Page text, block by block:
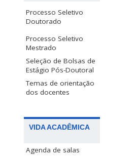
Processo Seletivo
Doutorado
Processo Seletivo
Mestrado
Seleção de Bolsas de
Estágio Pós-Doutoral
Temas de orientação
dos docentes
VIDA ACADÊMICA
Agenda de salas